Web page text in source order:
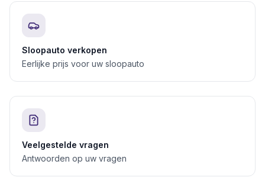
Sloopauto verkopen
Eerlijke prijs voor uw sloopauto
Veelgestelde vragen
Antwoorden op uw vragen